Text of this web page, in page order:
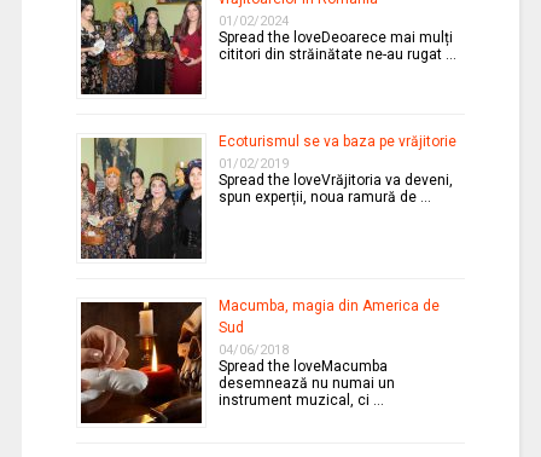
01/02/2024
Spread the loveDeoarece mai mulți
cititori din străinătate ne-au rugat …
Ecoturismul se va baza pe vrăjitorie
01/02/2019
Spread the loveVrăjitoria va deveni,
spun experții, noua ramură de …
Macumba, magia din America de
Sud
04/06/2018
Spread the loveMacumba
desemnează nu numai un
instrument muzical, ci …